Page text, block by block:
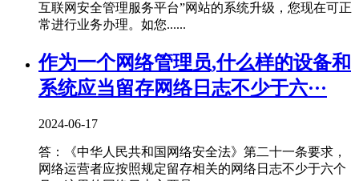
互联网安全管理服务平台”网站的系统升级，您现在可正
常进行业务办理。如您......
作为一个网络管理员,什么样的设备和
系统应当留存网络日志不少于六···
2024-06-17
答：《中华人民共和国网络安全法》第二十一条要求，
网络运营者应按照规定留存相关的网络日志不少于六个